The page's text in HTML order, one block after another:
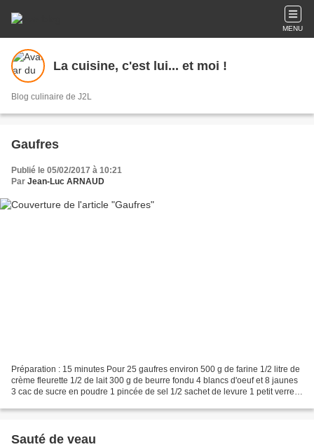
MENU
La cuisine, c'est lui... et moi !
Blog culinaire de J2L
Gaufres
Publié le 05/02/2017 à 10:21
Par Jean-Luc ARNAUD
Préparation : 15 minutes Pour 25 gaufres environ 500 g de farine 1/2 litre de
crème fleurette 1/2 de lait 300 g de beurre fondu 4 blancs d'oeuf et 8 jaunes
3 cac de sucre en poudre 1 pincée de sel 1/2 sachet de levure 1 petit verre
Sauté de veau